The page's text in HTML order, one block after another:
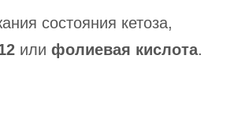
состояния кетоза,
или фолиевая кислота.